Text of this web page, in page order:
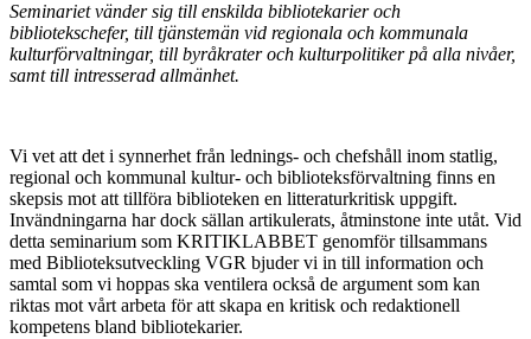
Seminariet vänder sig till enskilda bibliotekarier och
bibliotekschefer, till tjänstemän vid regionala och kommunala
kulturförvaltningar, till byråkrater och kulturpolitiker på alla nivåer,
samt till intresserad allmänhet.
Vi vet att det i synnerhet från lednings- och chefshåll inom statlig,
regional och kommunal kultur- och biblioteksförvaltning finns en
skepsis mot att tillföra biblioteken en litteraturkritisk uppgift.
Invändningarna har dock sällan artikulerats, åtminstone inte utåt. Vid
detta seminarium som KRITIKLABBET genomför tillsammans
med Biblioteksutveckling VGR bjuder vi in till information och
samtal som vi hoppas ska ventilera också de argument som kan
riktas mot vårt arbeta för att skapa en kritisk och redaktionell
kompetens bland bibliotekarier.